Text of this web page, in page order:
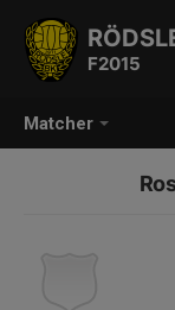
Matcher
F2015